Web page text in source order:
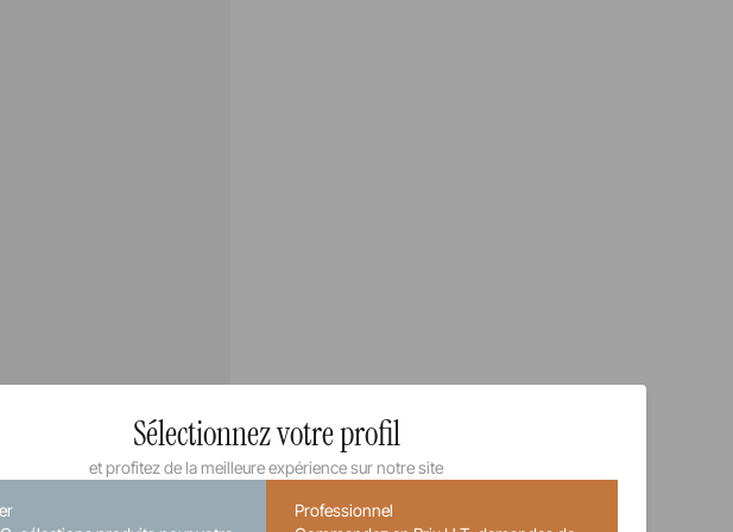
Sélectionnez votre profil
et profitez de la meilleure expérience sur notre site
Professionnel